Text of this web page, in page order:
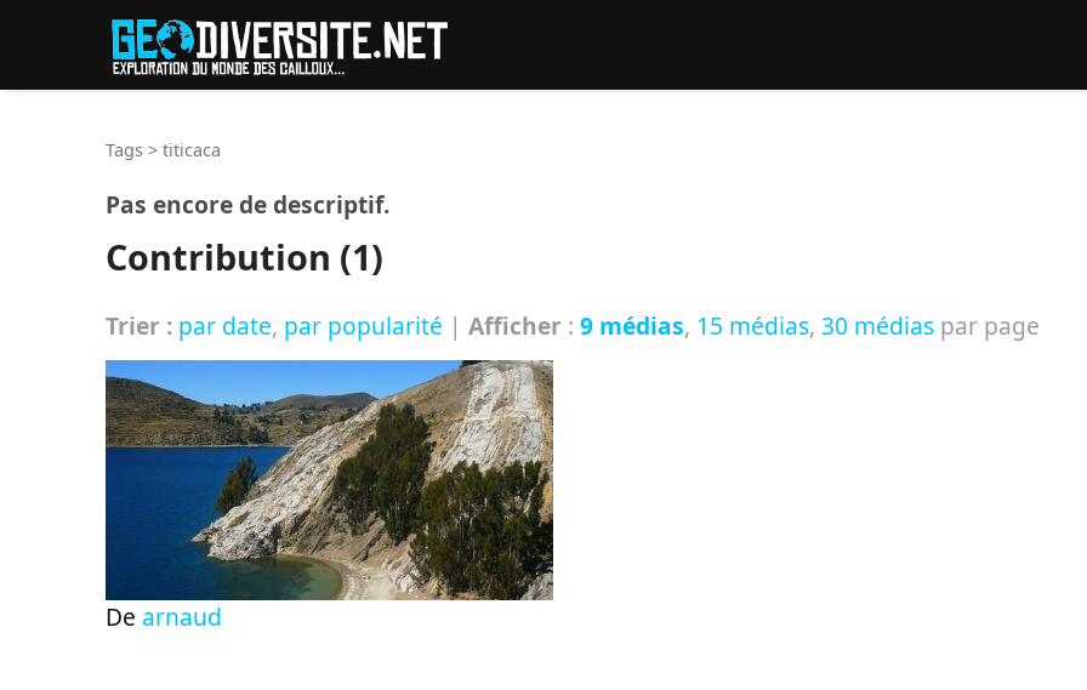
Tags > titicaca
Pas encore de descriptif.
Contribution (1)
Trier : par date, par popularité | Afficher : 9 médias, 15 médias, 30 médias par page
De arnaud